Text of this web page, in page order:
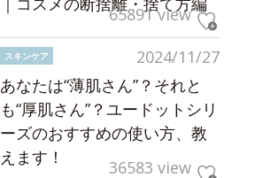
65891 view
2024/11/27
スキンケア
あなたは“薄肌さん”？それと
も“厚肌さん”？ユードットシリ
ーズのおすすめの使い方、教
えます！
36583 view